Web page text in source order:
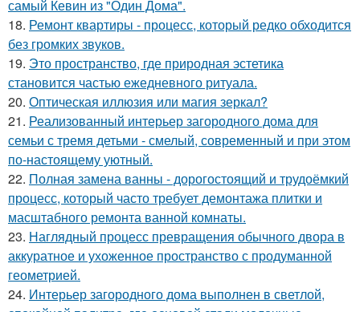
самый Кевин из "Один Дома".
18. Ремонт квартиры - процесс, который редко обходится
без громких звуков.
19. Это пространство, где природная эстетика
становится частью ежедневного ритуала.
20. Оптическая иллюзия или магия зеркал?
21. Реализованный интерьер загородного дома для
семьи с тремя детьми - смелый, современный и при этом
по-настоящему уютный.
22. Полная замена ванны - дорогостоящий и трудоёмкий
процесс, который часто требует демонтажа плитки и
масштабного ремонта ванной комнаты.
23. Наглядный процесс превращения обычного двора в
аккуратное и ухоженное пространство с продуманной
геометрией.
24. Интерьер загородного дома выполнен в светлой,